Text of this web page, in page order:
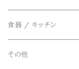
FOB FACTORY(エフオ
Four Seasons
食器 / キッチン
その他